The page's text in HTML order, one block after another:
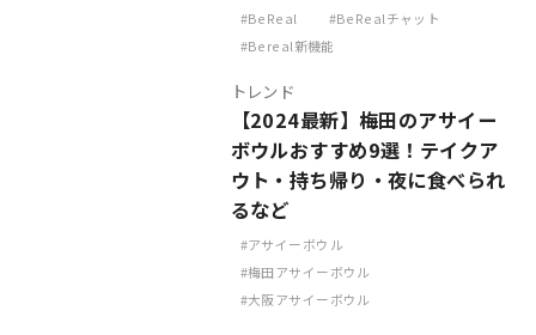
BeReal
BeRealチャット
Bereal新機能
トレンド
【2024最新】梅田のアサイー
ボウルおすすめ9選！テイクア
ウト・持ち帰り・夜に食べられ
るなど
アサイーボウル
梅田アサイーボウル
大阪アサイーボウル